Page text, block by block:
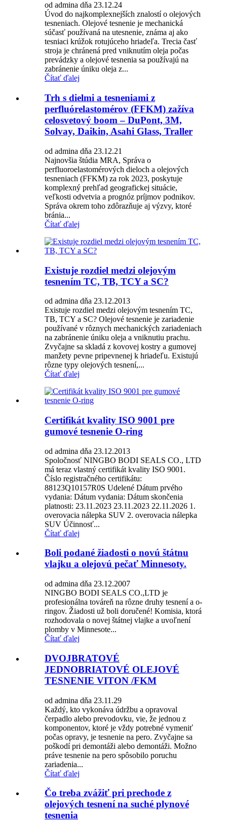
od admina dňa 23.12.24
Úvod do najkomplexnejších znalostí o olejových
tesneniach. Olejové tesnenie je mechanická
súčasť používaná na utesnenie, známa aj ako
tesniaci krúžok rotujúceho hriadeľa. Trecia časť
stroja je chránená pred vniknutím oleja počas
prevádzky a olejové tesnenia sa používajú na
zabránenie úniku oleja z...
Čítať ďalej
Trh s dielmi a tesneniami z
perfluórelastomérov (FFKM) zažíva
celosvetový boom – DuPont, 3M,
Solvay, Daikin, Asahi Glass, Traller
od admina dňa 23.12.21
Najnovšia štúdia MRA, Správa o
perfluoroelastomérových dieloch a olejových
tesneniach (FFKM) za rok 2023, poskytuje
komplexný prehľad geografickej situácie,
veľkosti odvetvia a prognóz príjmov podnikov.
Správa okrem toho zdôrazňuje aj výzvy, ktoré
bránia...
Čítať ďalej
Existuje rozdiel medzi olejovým
tesnením TC, TB, TCY a SC?
od admina dňa 23.12.2013
Existuje rozdiel medzi olejovým tesnením TC,
TB, TCY a SC? Olejové tesnenie je zariadenie
používané v rôznych mechanických zariadeniach
na zabránenie úniku oleja a vniknutiu prachu.
Zvyčajne sa skladá z kovovej kostry a gumovej
manžety pevne pripevnenej k hriadeľu. Existujú
rôzne typy olejových tesnení,...
Čítať ďalej
Certifikát kvality ISO 9001 pre
gumové tesnenie O-ring
od admina dňa 23.12.2013
Spoločnosť NINGBO BODI SEALS CO., LTD
má teraz vlastný certifikát kvality ISO 9001.
Číslo registračného certifikátu:
88123Q10157R0S Udelené Dátum prvého
vydania: Dátum vydania: Dátum skončenia
platnosti: 23.11.2023 23.11.2023 22.11.2026 1.
overovacia nálepka SUV 2. overovacia nálepka
SUV Účinnosť...
Čítať ďalej
Boli podané žiadosti o novú štátnu
vlajku a olejovú pečať Minnesoty.
od admina dňa 23.12.2007
NINGBO BODI SEALS CO.,LTD je
profesionálna továreň na rôzne druhy tesnení a o-
ringov. Žiadosti už boli doručené! Komisia, ktorá
rozhodovala o novej štátnej vlajke a uvoľnení
plomby v Minnesote...
Čítať ďalej
DVOJBRATOVÉ
JEDNOBRIATOVÉ OLEJOVÉ
TESNENIE VITON /FKM
od admina dňa 23.11.29
Každý, kto vykonáva údržbu a opravoval
čerpadlo alebo prevodovku, vie, že jednou z
komponentov, ktoré je vždy potrebné vymeniť
počas opravy, je tesnenie na pero. Zvyčajne sa
poškodí pri demontáži alebo demontáži. Možno
práve tesnenie na pero spôsobilo poruchu
zariadenia...
Čítať ďalej
Čo treba zvážiť pri prechode z
olejových tesnení na suché plynové
tesnenia